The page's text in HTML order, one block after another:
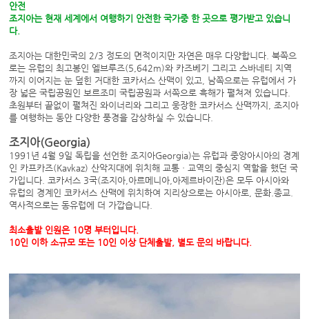
안전
조지아는 현재 세계에서 여행하기 안전한 국가중 한 곳으로 평가받고 있습니
다.​
조지아는 대한민국의 2/3 정도의 면적이지만 자연은 매우 다양합니다. 북쪽으
로는 유럽의 최고봉인 엘브루즈(5,642m)와 카즈베기 그리고 스바네티 지역
까지 이어지는 눈 덮힌 거대한 코카서스 산맥이 있고, 남쪽으로는 유럽에서 가
장 넓은 국립공원인 보르조미 국립공원과 서쪽으로 흑해가 펼쳐져 있습니다.
초원부터 끝없이 펼쳐진 와이너리와 그리고 웅장한 코카서스 산맥까지, 조지아
를 여행하는 동안 다양한 풍경을 감상하실 수 있습니다.
조지아(Georgia)
1991년 4월 9일 독립을 선언한 조지아Georgia)는 유럽과 중앙아시아의 경계
인 카프카즈(Kavkaz) 산악지대에 위치해 교통ㆍ교역의 중심지 역할을 했던 국
가입니다. 코카서스 3국(조지아,아르메니아,아제르바이잔)은 모두 아시아와
유럽의 경계인 코카서스 산맥에 위치하여 지리상으로는 아시아로, 문화.종교.
역사적으로는 동유럽에 더 가깝습니다.
최소출발 인원은 10명 부터입니다.
10인 이하 소규모 또는 10인 이상 단체출발, 별도 문의 바랍니다.